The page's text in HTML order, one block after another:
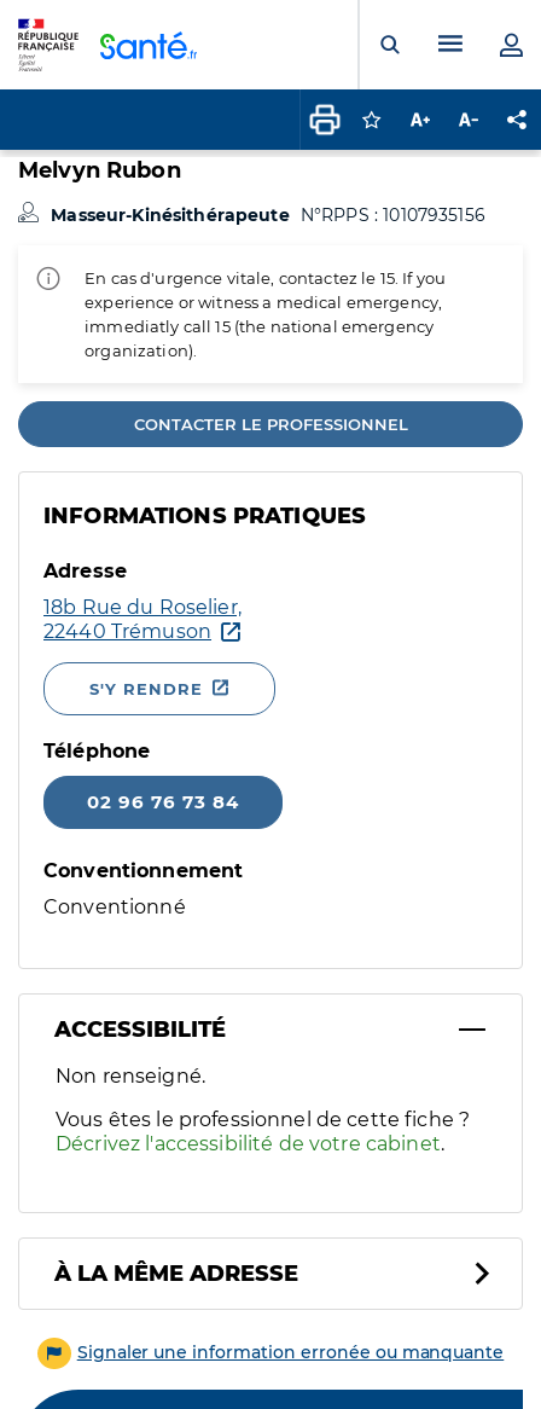
Ouvrir laMenu
Connectez-vous
Augmenter la
Melvyn Rubon
Masseur-Kinésithérapeute N°RPPS : 10107935156
En cas d'urgence vitale, contactez le 15. If you
experience or witness a medical emergency,
immediatly call 15 (the national emergency
organization).
CONTACTER LE PROFESSIONNEL
INFORMATIONS PRATIQUES
Adresse
18b Rue du Roselier,
22440 Trémuson
S'Y RENDRE
Téléphone
02 96 76 73 84
Conventionnement
Conventionné
ACCESSIBILITÉ
Filtres
Sélectionnez un ou plusieurs handicaps/besoins
Non renseigné.
Vous êtes le professionnel de cette fiche ?
Décrivez l'accessibilité de votre cabinet.
À LA MÊME ADRESSE
Signaler une information erronée ou manquante